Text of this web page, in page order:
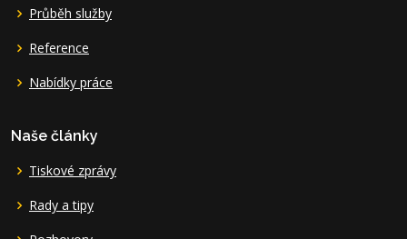
Průběh služby
Reference
Nabídky práce
Naše články
Tiskové zprávy
Rady a tipy